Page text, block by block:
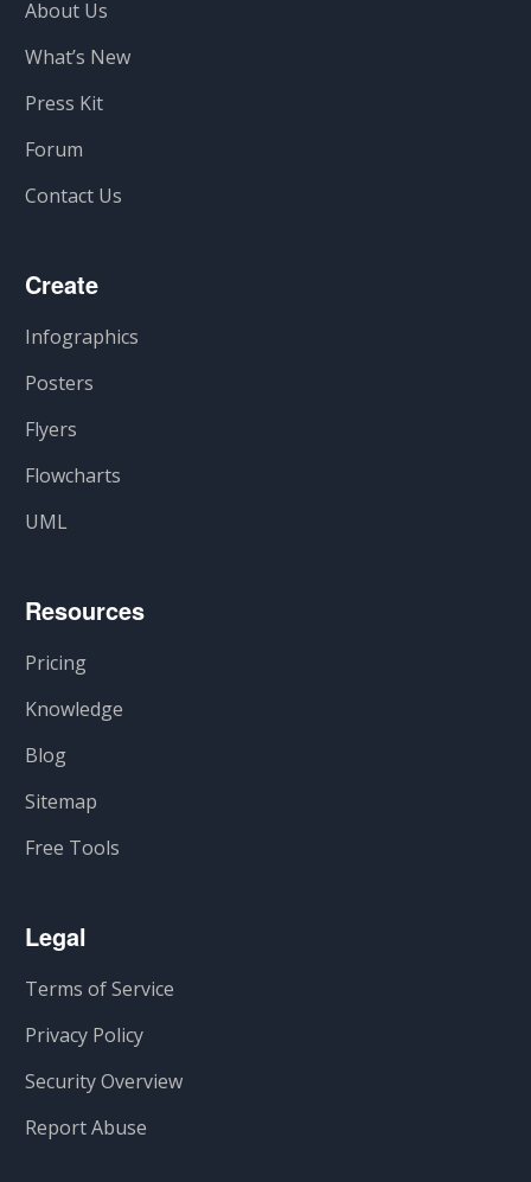
About Us
What’s New
Press Kit
Forum
Contact Us
Create
Infographics
Posters
Flyers
Flowcharts
UML
Resources
Pricing
Knowledge
Blog
Sitemap
Free Tools
Legal
Terms of Service
Privacy Policy
Security Overview
Report Abuse